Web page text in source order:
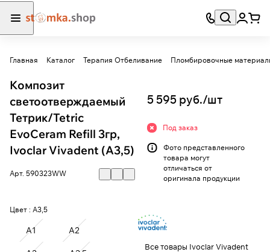
Главная Каталог Терапия Отбеливание Пломбировочные
Композит
светоотверждаемый
Тетрик/Tetric
EvoCeram Refill 3гр,
Ivoclar Vivadent (A3,5)
Арт. 590323WW
Цвет : A3,5
A1 A2
5 595 руб./шт
Под заказ
Фото представленного
товара могут
отличаться от
оригинала продукции
Все товары Ivoclar Vivadent